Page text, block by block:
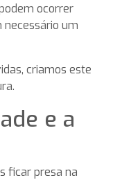
ocorrer
um
criamos este
e a
ficar presa na